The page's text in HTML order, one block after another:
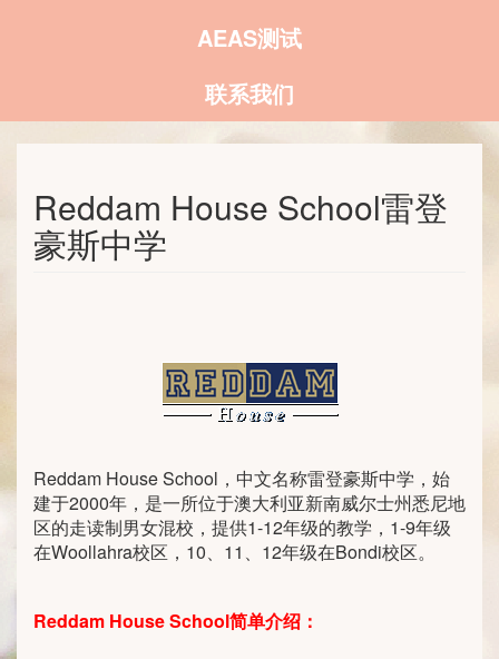
AEAS测试
联系我们
Reddam House School雷登
豪斯中学
Reddam House School，中文名称雷登豪斯中学，始
建于2000年，是一所位于澳大利亚新南威尔士州悉尼地
区的走读制男女混校，提供1-12年级的教学，1-9年级
在Woollahra校区，10、11、12年级在Bondi校区。
Reddam House School简单介绍：